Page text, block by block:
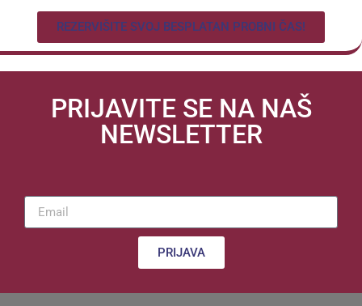
REZERVIŠITE SVOJ BESPLATAN PROBNI ČAS!
PRIJAVITE SE NA NAŠ
NEWSLETTER
PRIJAVA